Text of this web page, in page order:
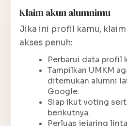
Klaim akun alumnimu
Jika ini profil kamu,
akses penuh:
Perbarui data profil
Tampilkan UMKM
ditemukan alumni
Google.
Siap ikut voting
berikutnya.
Perluas jejaring